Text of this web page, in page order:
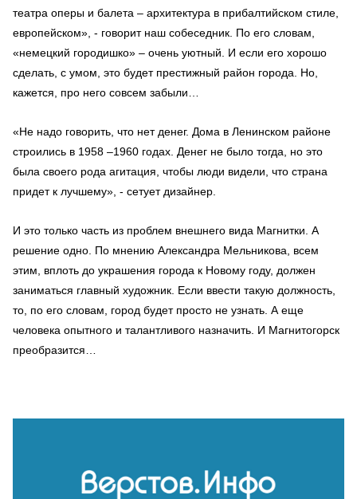
театра оперы и балета – архитектура в прибалтийском стиле,
европейском», - говорит наш собеседник. По его словам,
«немецкий городишко» – очень уютный. И если его хорошо
сделать, с умом, это будет престижный район города. Но,
кажется, про него совсем забыли…
«Не надо говорить, что нет денег. Дома в Ленинском районе
строились в 1958 –1960 годах. Денег не было тогда, но это
была своего рода агитация, чтобы люди видели, что страна
придет к лучшему», - сетует дизайнер.
И это только часть из проблем внешнего вида Магнитки. А
решение одно. По мнению Александра Мельникова, всем
этим, вплоть до украшения города к Новому году, должен
заниматься главный художник. Если ввести такую должность,
то, по его словам, город будет просто не узнать. А еще
человека опытного и талантливого назначить. И Магнитогорск
преобразится…